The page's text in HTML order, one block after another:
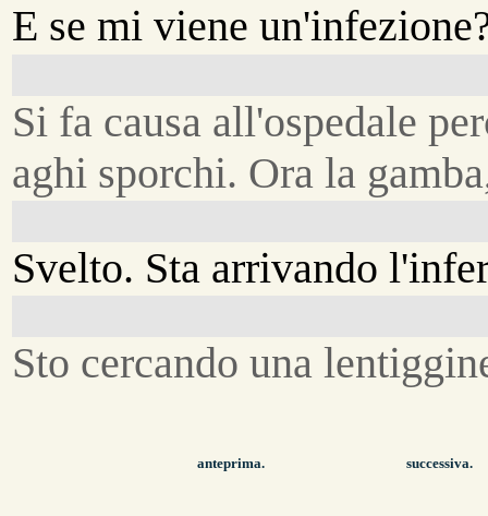
E se mi viene
Si fa causa all'ospedale
aghi sporchi. Ora la
Svelto. Sta arrivando
Sto cercando una
anteprima. successiva.